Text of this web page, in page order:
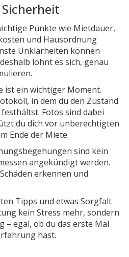
Punkte wie Mietdauer,
und Hausordnung
Unklarheiten können
lohnt es sich, genau
ist ein wichtiger Moment.
in dem du den Zustand
Fotos sind dabei
du dich vor unberechtigten
Ende der Miete.
sind kein
angekündigt werden.
erkennen und
Tipps und etwas Sorgfalt
kein Stress mehr, sondern
– egal, ob du das erste Mal
hast.